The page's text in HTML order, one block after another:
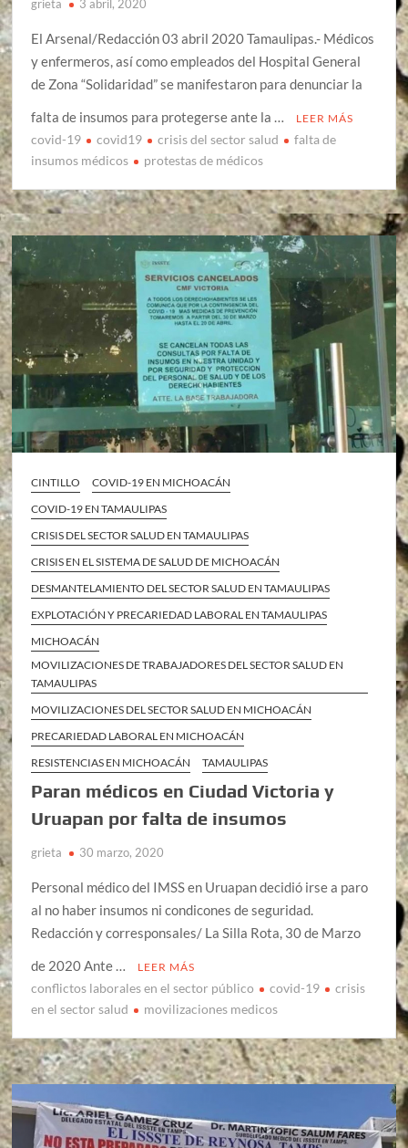
grieta 3 abril, 2020
El Arsenal/Redacción 03 abril 2020 Tamaulipas.- Médicos
y enfermeros, así como empleados del Hospital General
de Zona “Solidaridad” se manifestaron para denunciar la
falta de insumos para protegerse ante la …
LEER MÁS
covid-19 covid19 crisis del sector salud
falta de
insumos médicos
protestas de médicos
CINTILLO
COVID-19 EN MICHOACÁN
COVID-19 EN TAMAULIPAS
CRISIS DEL SECTOR SALUD EN TAMAULIPAS
CRISIS EN EL SISTEMA DE SALUD DE MICHOACÁN
DESMANTELAMIENTO DEL SECTOR SALUD EN TAMAULIPAS
EXPLOTACIÓN Y PRECARIEDAD LABORAL EN TAMAULIPAS
MICHOACÁN
MOVILIZACIONES DE TRABAJADORES DEL SECTOR SALUD EN
TAMAULIPAS
MOVILIZACIONES DEL SECTOR SALUD EN MICHOACÁN
PRECARIEDAD LABORAL EN MICHOACÁN
RESISTENCIAS EN MICHOACÁN
TAMAULIPAS
Paran médicos en Ciudad Victoria y
Uruapan por falta de insumos
grieta 30 marzo, 2020
Personal médico del IMSS en Uruapan decidió irse a paro
al no haber insumos ni condicones de seguridad.
Redacción y corresponsales/ La Silla Rota, 30 de Marzo
de 2020 Ante …
LEER MÁS
conflictos laborales en el sector público covid-19
crisis
en el sector salud
movilizaciones medicos